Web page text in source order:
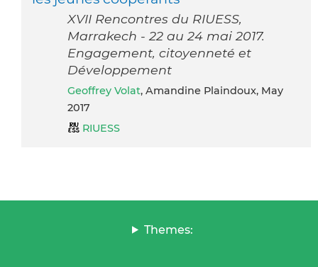
XVII Rencontres du RIUESS,
Marrakech - 22 au 24 mai 2017.
Engagement, citoyenneté et
Développement
Geoffrey Volat, Amandine Plaindoux, May
2017
RIUESS
Themes: